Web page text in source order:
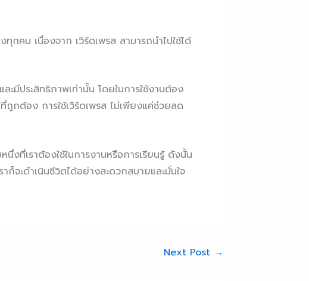
กคน เนื่องจาก เวิร์ดเพรส สามารถนำไปใช้ได้
มีประสิทธิภาพเท่านั้น โดยในการใช้งานต้อง
ถูกต้อง การใช้เวิร์ดเพรส ไม่เพียงแค่ช่วยลด
งที่เราต้องใช้ในการงานหรือการเรียนรู้ ดังนั้น
ก็จะดำเนินชีวิตได้อย่างสะดวกสบายและมั่นใจ
Next Post →